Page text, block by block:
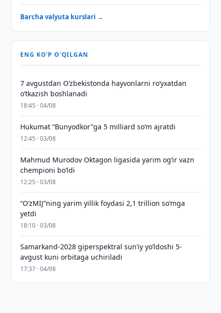
Barcha valyuta kurslari →
ENG KO'P O'QILGAN
7 avgustdan O‘zbekistonda hayvonlarni ro‘yxatdan
o‘tkazish boshlanadi
18:45 · 04/08
Hukumat “Bunyodkor”ga 5 milliard so‘m ajratdi
12:45 · 03/08
Mahmud Murodov Oktagon ligasida yarim og‘ir vazn
chempioni bo‘ldi
12:25 · 03/08
“O‘zMIJ”ning yarim yillik foydasi 2,1 trillion so‘mga
yetdi
18:10 · 03/08
Samarkand-2028 giperspektral sun’iy yo‘ldoshi 5-
avgust kuni orbitaga uchiriladi
17:37 · 04/08